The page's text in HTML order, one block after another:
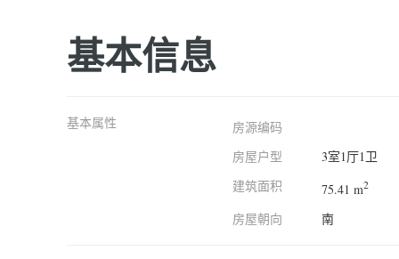
基本信息
基本属性
房源编码
房屋户型
3室1厅1卫
建筑面积
75.41 m2
房屋朝向 南